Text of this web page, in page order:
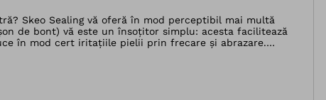
Skeo Sealing vă oferă în mod perceptibil mai multă
de bont) vă este un însoțitor simplu: acesta facilitează
în mod cert iritațiile pielii prin frecare și abrazare.